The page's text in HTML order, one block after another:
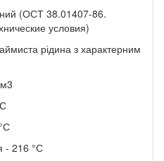
(ОСТ 38.01407-86.
условия)
рідина з характерним
- 216 °С